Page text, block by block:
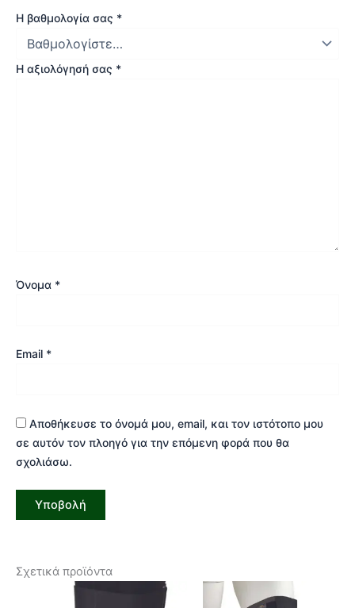
Η βαθμολογία σας *
Η αξιολόγησή σας *
Όνομα *
Email *
Αποθήκευσε το όνομά μου, email, και τον ιστότοπο μου
σε αυτόν τον πλοηγό για την επόμενη φορά που θα
σχολιάσω.
Σχετικά προϊόντα